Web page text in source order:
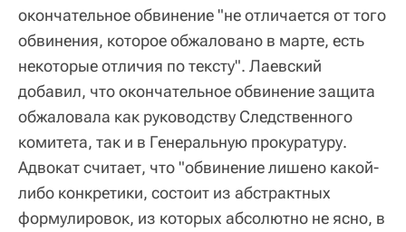
окончательное обвинение "не отличается от того
обвинения, которое обжаловано в марте, есть
некоторые отличия по тексту". Лаевский
добавил, что окончательное обвинение защита
обжаловала как руководству Следственного
комитета, так и в Генеральную прокуратуру.
Адвокат считает, что "обвинение лишено какой-
либо конкретики, состоит из абстрактных
формулировок, из которых абсолютно не ясно, в